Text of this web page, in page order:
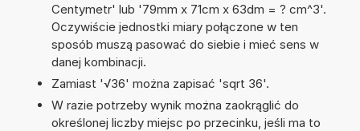
Centymetr' lub '79mm x 71cm x 63dm = ? cm^3'.
Oczywiście jednostki miary połączone w ten
sposób muszą pasować do siebie i mieć sens w
danej kombinacji.
Zamiast '√36' można zapisać 'sqrt 36'.
W razie potrzeby wynik można zaokrąglić do
określonej liczby miejsc po przecinku, jeśli ma to